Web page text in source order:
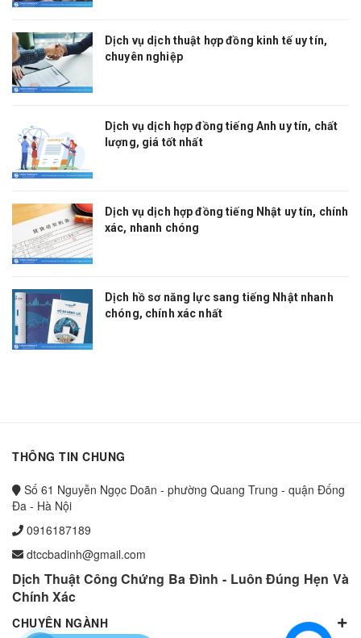
Dịch vụ dịch thuật hợp đồng kinh tế uy tín,
chuyên nghiệp
Dịch vụ dịch hợp đồng tiếng Anh uy tín, chất
lượng, giá tốt nhất
Dịch vụ dịch hợp đồng tiếng Nhật uy tín, chính
xác, nhanh chóng
Dịch hồ sơ năng lực sang tiếng Nhật nhanh
chóng, chính xác nhất
THÔNG TIN CHUNG
Số 61 Nguyễn Ngọc Doãn - phường Quang Trung - quận Đống
Đa - Hà Nội
0916187189
dtccbadinh@gmail.com
Dịch Thuật Công Chứng Ba Đình - Luôn Đúng Hẹn Và
Chính Xác
CHUYÊN NGÀNH